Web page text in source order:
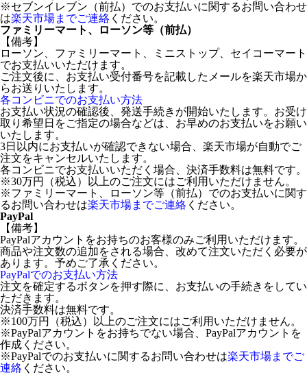
※セブンイレブン（前払）でのお支払いに関するお問い合わせ
は楽天市場までご連絡 ください。
ファミリーマート、ローソン等（前払）
【備考】
ローソン、ファミリーマート、ミニストップ、セイコーマート
でお支払いいただけます。
ご注文後に、お支払い受付番号を記載したメールを楽天市場か
らお送りいたします。
各コンビニでのお支払い方法
お支払い状況の確認後、発送手続きが開始いたします。お受け
取り希望日をご指定の場合などは、お早めのお支払いをお願い
いたします。
3日以内にお支払いが確認できない場合、楽天市場が自動でご
注文をキャンセルいたします。
各コンビニでお支払いいただく場合、決済手数料は無料です。
※30万円（税込）以上のご注文にはご利用いただけません。
※ファミリーマート、ローソン等（前払）でのお支払いに関す
るお問い合わせは楽天市場までご連絡 ください。
PayPal
【備考】
PayPalアカウントをお持ちのお客様のみご利用いただけます。
商品や注文数の追加をされる場合、改めて注文いただく必要が
あります。予めご了承ください。
PayPalでのお支払い方法
注文を確定するボタンを押す際に、お支払いの手続きをしてい
ただきます。
決済手数料は無料です。
※100万円（税込）以上のご注文にはご利用いただけません。
※PayPalアカウントをお持ちでない場合、PayPalアカウントを
作成ください。
※PayPalでのお支払いに関するお問い合わせは楽天市場までご
連絡 ください。